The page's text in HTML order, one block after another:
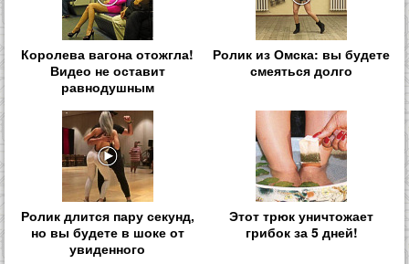
Королева вагона отожгла!
Видео не оставит
равнодушным
Ролик из Омска: вы будете
смеяться долго
Ролик длится пару секунд,
но вы будете в шоке от
увиденного
Этот трюк уничтожает
грибок за 5 дней!